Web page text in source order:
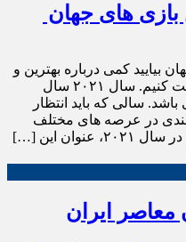
بازی های جهان
بیایید کمی درباره بهترین و
پر طرفدارترین بازی های جهان صحبت کنیم. سال ۲۰۲۱ سال
سالی که باید انتظار
در عرصه های مختلف
این […]
معاصر ایران